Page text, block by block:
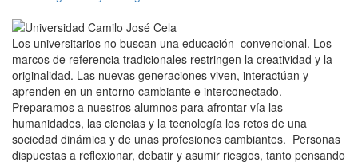
Los universitarios no buscan una educación convencional. Los
marcos de referencia tradicionales restringen la creatividad y la
originalidad. Las nuevas generaciones viven, interactúan y
aprenden en un entorno cambiante e interconectado.
Preparamos a nuestros alumnos para afrontar vía las
humanidades, las ciencias y la tecnología los retos de una
sociedad dinámica y de unas profesiones cambiantes. Personas
dispuestas a reflexionar, debatir y asumir riesgos, tanto pensando